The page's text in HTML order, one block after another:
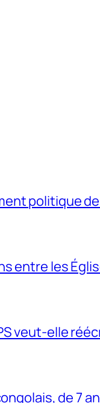
politique
entre les
veut-elle
de 7